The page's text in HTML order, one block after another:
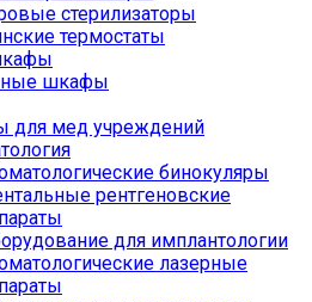
стерилизаторы
термостаты
шкафы
для мед учреждений
бинокуляры
рентгеновские
для имплантологии
лазерные